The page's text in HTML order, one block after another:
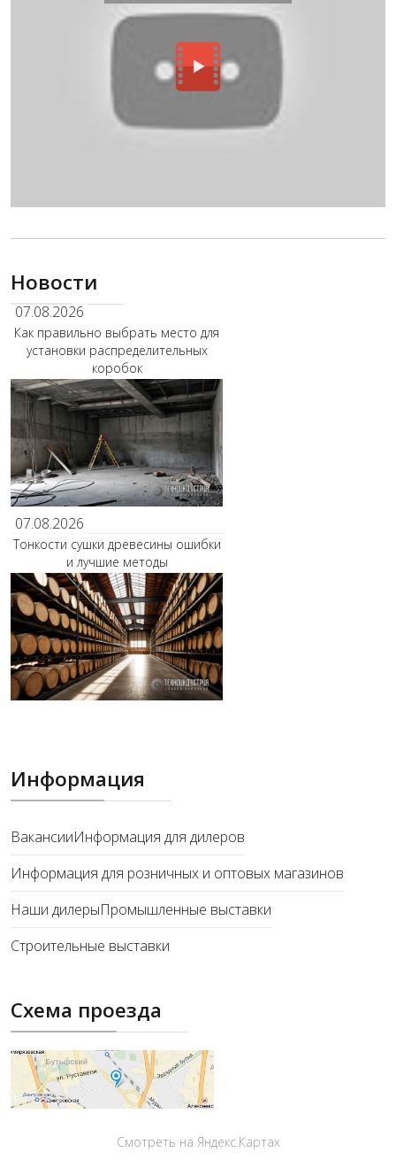
Новости
07.08.2026
Как правильно выбрать место для
установки распределительных
коробок
07.08.2026
Тонкости сушки древесины ошибки
и лучшие методы
Информация
ВакансииИнформация для дилеров
Информация для розничных и оптовых магазинов
Наши дилерыПромышленные выставки
Строительные выставки
Схема проезда
Смотреть на Яндекс.Картах